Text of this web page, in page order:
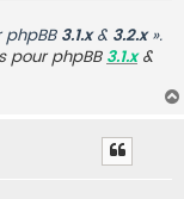
3.1.x& 3.2.x».
pour phpBB 3.1.x&